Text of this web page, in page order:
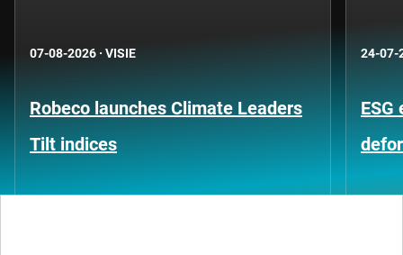
07-08-2026 · VISIE
Robeco launches Climate Leaders
Tilt indices
24-07-